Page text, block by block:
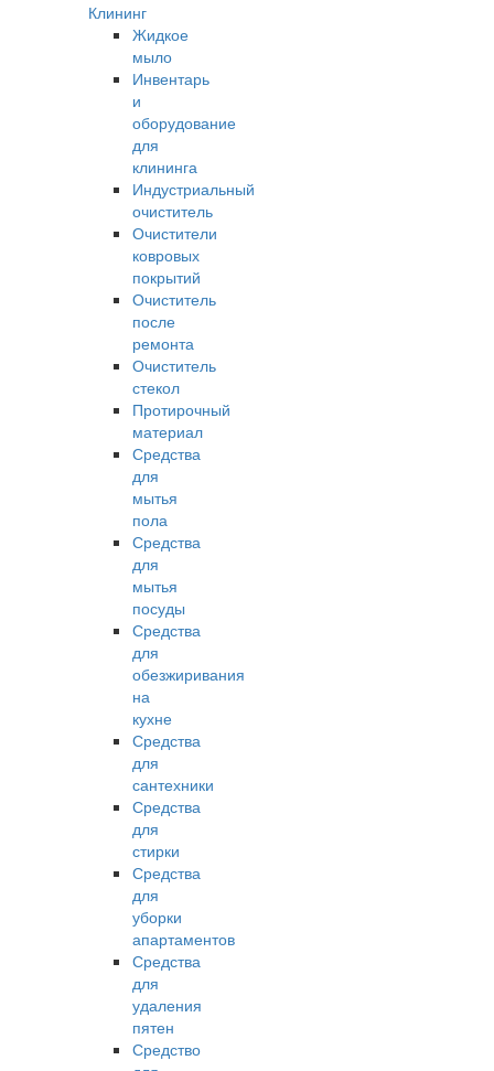
Клининг
Жидкое
мыло
Инвентарь
и
оборудование
для
клининга
Индустриальный
очиститель
Очистители
ковровых
покрытий
Очиститель
после
ремонта
Очиститель
стекол
Протирочный
материал
Средства
для
мытья
пола
Средства
для
мытья
посуды
Средства
для
обезжиривания
на
кухне
Средства
для
сантехники
Средства
для
стирки
Средства
для
уборки
апартаментов
Средства
для
удаления
пятен
Средство